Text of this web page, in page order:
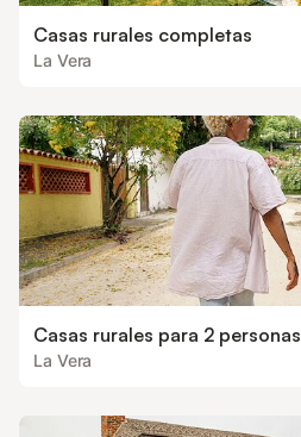
Casas rurales completas
La Vera
Casas rurales para 2 personas
La Vera